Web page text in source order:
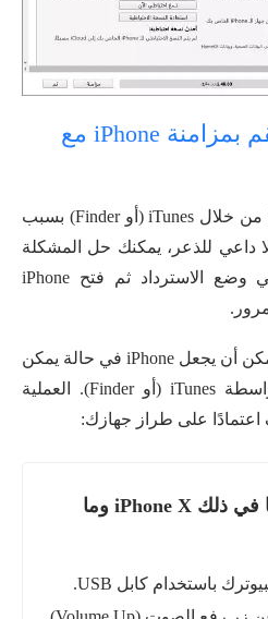
إذا كنت لم تقم بمزامنة iPhone مع
لا يمكن التعرف على iPhone من خلال iTunes (أو Finder) بسبب
داعي للذعر، يمكنك حل المشكلة
عن طريق وضع iPhone في وضع الاسترداد ثم فتح iPhone
وضع الاسترداد يمكن أن يجعل iPhone في حالة يمكن
فيها اكتشافها واستعادتها بواسطة iTunes (أو Finder). العملية
اعتمادًا على طراز جهازك:
iPhone 8 وما بعده (بما في ذلك iPhone X وما